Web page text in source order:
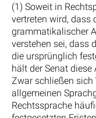
(1) Soweit in
vertreten wird, dass
grammatikalischer
verstehen sei, dass
die ursprünglich
hält der Senat
Zwar schließen
allgemeinen
Rechtssprache